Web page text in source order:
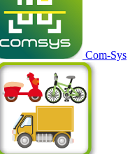
Com-Sys